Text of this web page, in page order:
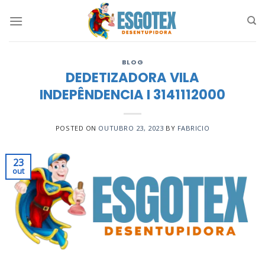
BLOG
DEDETIZADORA VILA
INDEPÊNDENCIA I 3141112000
POSTED ON OUTUBRO 23, 2023 BY FABRICIO
23
out